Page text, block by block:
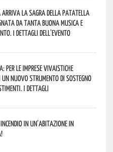
arriva la Sagra della Patatella
da tanta buona musica e
I dettagli dell’evento
per le imprese vivaistiche
nuovo strumento di sostegno
I dettagli
in un’abitazione in